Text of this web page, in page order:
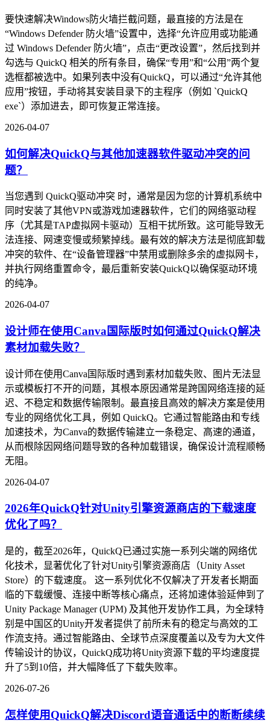
要快速解决Windows防火墙拦截问题，最直接的方法是在
“Windows Defender 防火墙”设置中，选择“允许应用或功能通
过 Windows Defender 防火墙”，点击“更改设置”，然后找到并
勾选与 QuickQ 相关的所有条目，确保“专用”和“公用”两个复
选框都被选中。如果列表中没有QuickQ，可以通过“允许其他
应用”按钮，手动将其安装目录下的主程序（例如 `QuickQ
exe`）添加进去，即可恢复正常连接。
2026-04-07
如何解决QuickQ与其他加速器软件驱动冲突的问
题？
当您遇到 QuickQ驱动冲突 时，通常是因为您的计算机系统中
同时安装了其他VPN或游戏加速器软件，它们的网络驱动程
序（尤其是TAP虚拟网卡驱动）互相干扰所致。这可能导致无
法连接、网速变慢或频繁掉线。最有效的解决方法是彻底卸载
冲突的软件、在“设备管理器”中禁用或删除多余的虚拟网卡，
并执行网络重置命令，最后重新安装QuickQ以确保驱动环境
的纯净。
2026-04-07
设计师在使用Canva国际版时如何通过QuickQ解决
素材加载失败？
设计师在使用Canva国际版时遇到素材加载失败、图片无法显
示或模板打不开的问题，其根本原因通常是跨国网络连接的延
迟、不稳定和数据传输限制。最直接且高效的解决方案是使用
专业的网络优化工具，例如 QuickQ。它通过智能路由和专线
加速技术，为Canva的数据传输建立一条稳定、高速的通道，
从而根除因网络问题导致的各种加载错误，确保设计流程顺畅
无阻。
2026-04-07
2026年QuickQ针对Unity引擎资源商店的下载速度
优化了吗？
是的，截至2026年，QuickQ已通过实施一系列尖端的网络优
化技术，显著优化了针对Unity引擎资源商店（Unity Asset
Store）的下载速度。 这一系列优化不仅解决了开发者长期面
临的下载缓慢、连接中断等核心痛点，还将加速体验延伸到了
Unity Package Manager (UPM) 及其他开发协作工具，为全球特
别是中国区的Unity开发者提供了前所未有的稳定与高效的工
作流支持。通过智能路由、全球节点深度覆盖以及专为大文件
传输设计的协议，QuickQ成功将Unity资源下载的平均速度提
升了5到10倍，并大幅降低了下载失败率。
2026-07-26
怎样使用QuickQ解决Discord语音通话中的断断续续